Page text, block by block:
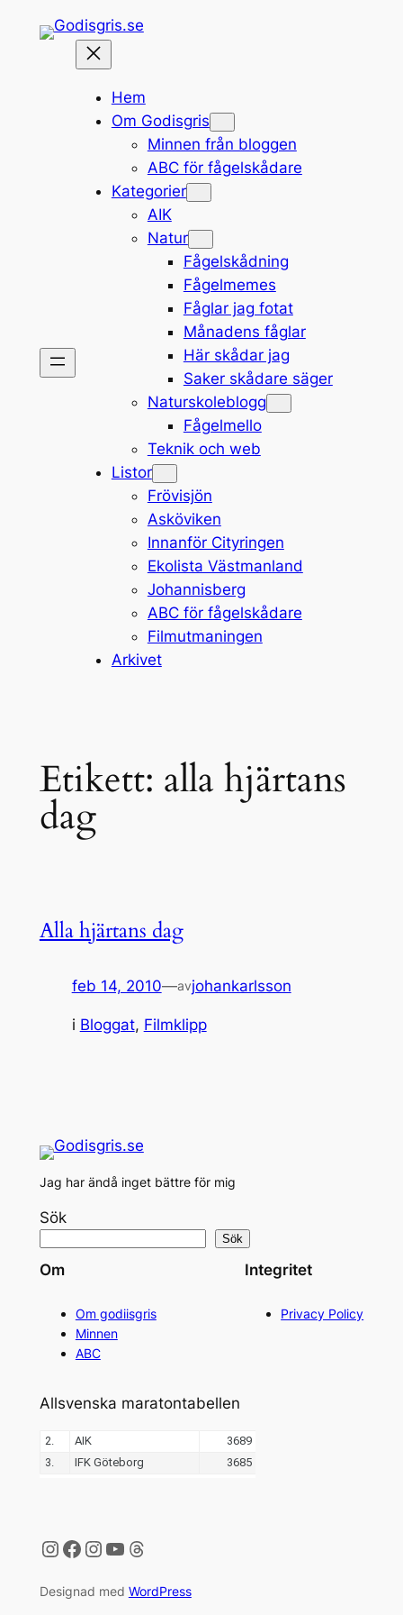
Hem
Om Godisgris
Minnen från bloggen
ABC för fågelskådare
Kategorier
AIK
Natur
Fågelskådning
Fågelmemes
Fåglar jag fotat
Månadens fåglar
Här skådar jag
Saker skådare säger
Naturskoleblogg
Fågelmello
Teknik och web
Listor
Frövisjön
Asköviken
Innanför Cityringen
Ekolista Västmanland
Johannisberg
ABC för fågelskådare
Filmutmaningen
Arkivet
Etikett: alla hjärtans
dag
Alla hjärtans dag
feb 14, 2010—avjohankarlsson
i Bloggat, Filmklipp
Jag har ändå inget bättre för mig
Sök
Sök
Om
Om godiisgris
Minnen
ABC
Integritet
Privacy Policy
Allsvenska maratontabellen
Instagram
Facebook
Instagram
YouTube
Threads
Designad med WordPress